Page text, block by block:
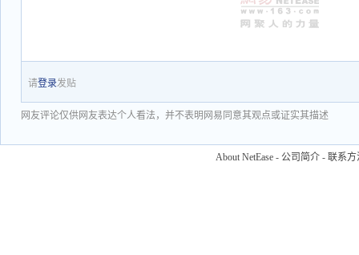
请登录发贴
网友评论仅供网友表达个人看法，并不表明网易同意其观点或证实其描述
About NetEase - 公司简介 - 联系方